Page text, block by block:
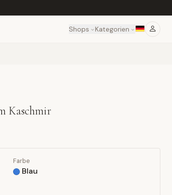
Shops Kategorien
Kaschmir
Farbe
Blau